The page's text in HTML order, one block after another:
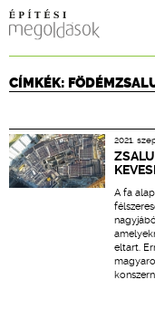
CÍMKÉK:
2021.
A fa
eltart.